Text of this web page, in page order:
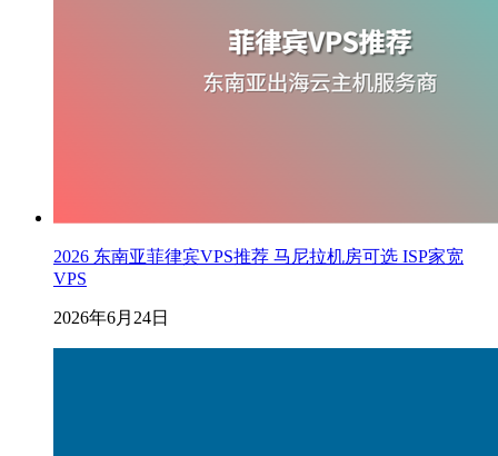
2026 东南亚菲律宾VPS推荐 马尼拉机房可选 ISP家宽
VPS
2026年6月24日